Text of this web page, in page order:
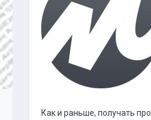
Как и раньше, получать